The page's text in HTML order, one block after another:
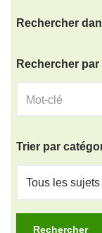
Rechercher
Rechercher par
Trier par